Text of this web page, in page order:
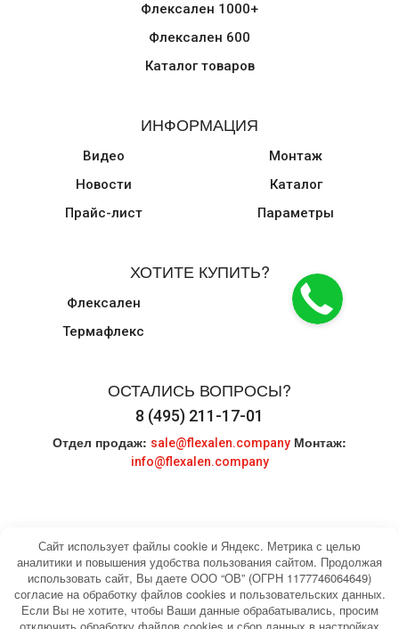
Флексален 1000+
Флексален 600
Каталог товаров
ИНФОРМАЦИЯ
Видео
Новости
Прайс-лист
Монтаж
Каталог
Параметры
ХОТИТЕ КУПИТЬ?
Флексален
Термафлекс
ОСТАЛИСЬ ВОПРОСЫ?
8 (495) 211-17-01
Отдел продаж: sale@flexalen.company Монтаж:
info@flexalen.company
Карта сайта© 2004-2026 HEATING WATER. Все права
защищены.
Сайт использует файлы cookie и Яндекс. Метрика с целью
аналитики и повышения удобства пользования сайтом. Продолжая
использовать сайт, Вы даете ООО “ОВ” (ОГРН 1177746064649)
согласие на обработку файлов cookies и пользовательских данных.
Если Вы не хотите, чтобы Ваши данные обрабатывались, просим